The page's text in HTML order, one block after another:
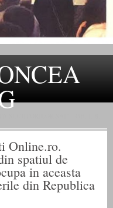
Online.ro.
spatiul de
in aceasta
din Republica